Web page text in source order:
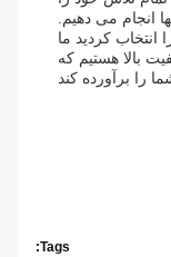
انجام می دهیم.
کردید ما
بالا هستیم که
را برآورده کند
Tags: